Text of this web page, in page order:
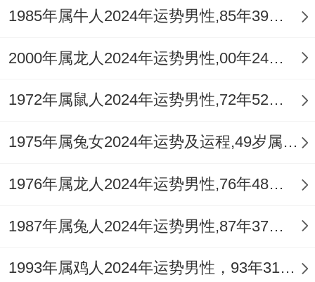
逐月运程提点
正月庚寅，财星外露，利规划全年但人际易
合同疏漏。
三月壬辰，伤官配印，才华得展，考试竞赛
握。
1985年属牛人2024年运势男性,85年39岁属牛男2024年每月运程怎么样
2000年属龙人2024年运势男性,00年24岁属龙男2024年每月运程怎么样
1972年属鼠人2024年运势男性,72年52岁属鼠男2024年每月运程怎么样
1975年属兔女2024年运势及运程,49岁属兔人2024全年每月运势女性如何
1976年属龙人2024年运势男性,76年48岁属龙男2024年每月运程怎么样
1987年属兔人2024年运势男性,87年37岁属兔男2024年每月运程怎么样
1993年属鸡人2024年运势男性，93年31岁属鸡男2024年每月运程怎么样